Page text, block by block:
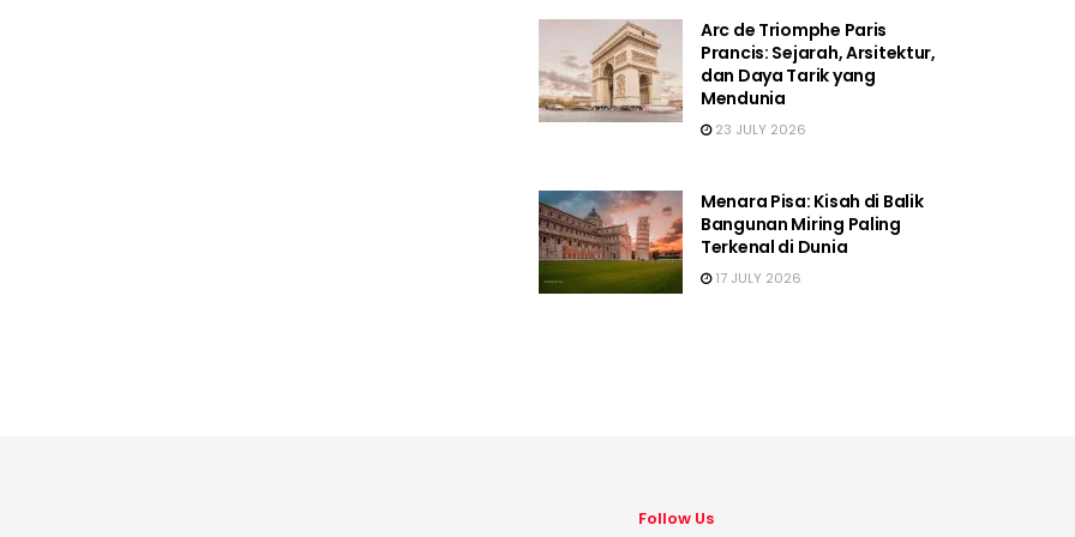
Arc de Triomphe Paris
Prancis: Sejarah, Arsitektur,
dan Daya Tarik yang
Mendunia
23 JULY 2026
Menara Pisa: Kisah di Balik
Bangunan Miring Paling
Terkenal di Dunia
17 JULY 2026
Follow Us